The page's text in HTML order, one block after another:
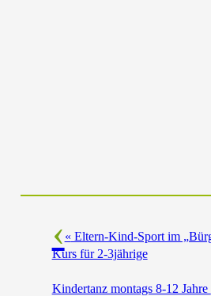
« Eltern-Kind-Sport im
Kurs für 2-3jährige
Kindertanz montags 8-12 Jahre